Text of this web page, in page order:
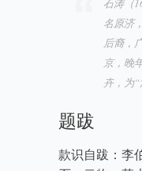
石涛（
名原济
后裔，
京，晚
卉，为“
题跋
款识自跋：李